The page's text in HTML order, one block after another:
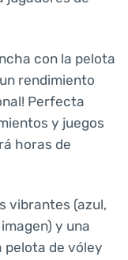
con la pelota
rendimiento
Perfecta
y juegos
horas de
vibrantes (azul,
y una
pelota de vóley